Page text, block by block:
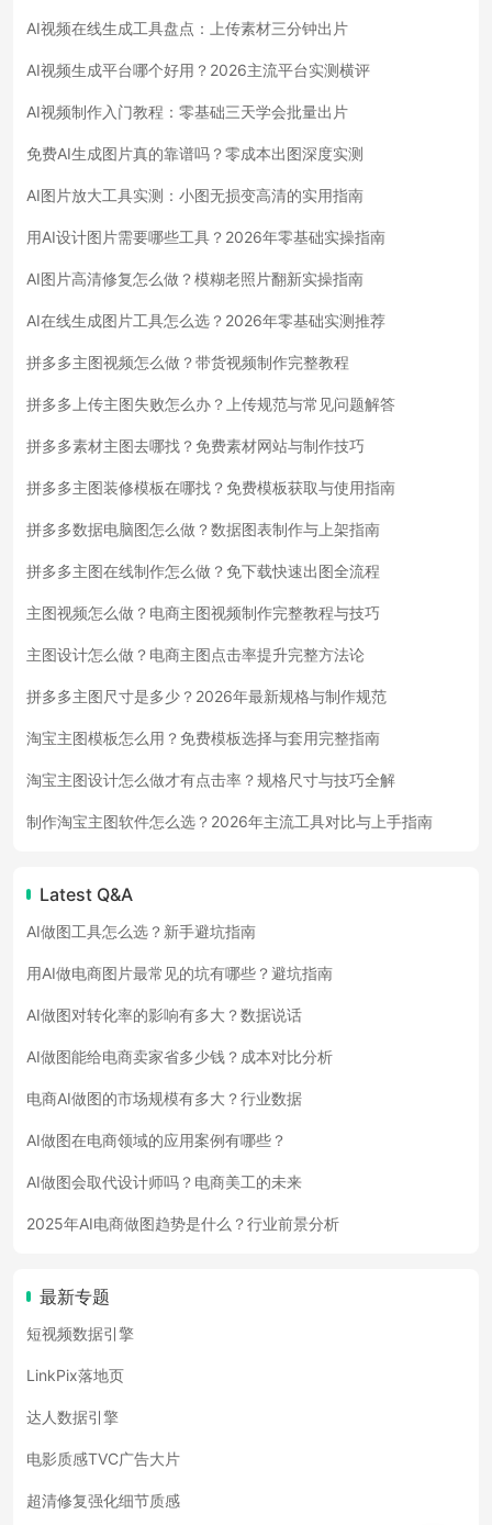
AI视频在线生成工具盘点：上传素材三分钟出片
AI视频生成平台哪个好用？2026主流平台实测横评
AI视频制作入门教程：零基础三天学会批量出片
免费AI生成图片真的靠谱吗？零成本出图深度实测
AI图片放大工具实测：小图无损变高清的实用指南
用AI设计图片需要哪些工具？2026年零基础实操指南
AI图片高清修复怎么做？模糊老照片翻新实操指南
AI在线生成图片工具怎么选？2026年零基础实测推荐
拼多多主图视频怎么做？带货视频制作完整教程
拼多多上传主图失败怎么办？上传规范与常见问题解答
拼多多素材主图去哪找？免费素材网站与制作技巧
拼多多主图装修模板在哪找？免费模板获取与使用指南
拼多多数据电脑图怎么做？数据图表制作与上架指南
拼多多主图在线制作怎么做？免下载快速出图全流程
主图视频怎么做？电商主图视频制作完整教程与技巧
主图设计怎么做？电商主图点击率提升完整方法论
拼多多主图尺寸是多少？2026年最新规格与制作规范
淘宝主图模板怎么用？免费模板选择与套用完整指南
淘宝主图设计怎么做才有点击率？规格尺寸与技巧全解
制作淘宝主图软件怎么选？2026年主流工具对比与上手指南
Latest Q&A
AI做图工具怎么选？新手避坑指南
用AI做电商图片最常见的坑有哪些？避坑指南
AI做图对转化率的影响有多大？数据说话
AI做图能给电商卖家省多少钱？成本对比分析
电商AI做图的市场规模有多大？行业数据
AI做图在电商领域的应用案例有哪些？
AI做图会取代设计师吗？电商美工的未来
2025年AI电商做图趋势是什么？行业前景分析
最新专题
短视频数据引擎
LinkPix落地页
达人数据引擎
电影质感TVC广告大片
超清修复强化细节质感